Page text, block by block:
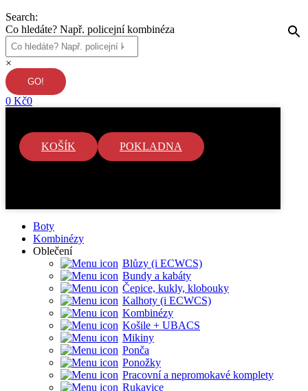
Search:
Co hledáte? Např. policejní kombinéza
×
0 Kč0
KOŠÍK POKLADNA
Boty
Kombinézy
Oblečení
Blůzy (i ECWCS)
Bundy a kabáty
Čepice, kukly, klobouky
Kalhoty (i ECWCS)
Kombinézy
Košile + UBACS
Mikiny
Ponča
Ponožky
Pracovní a nepromokavé komplety
Rukavice